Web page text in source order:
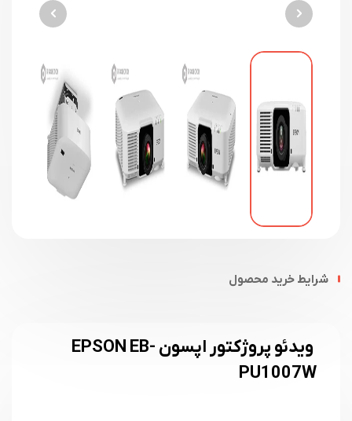
شرایط خرید محصول
ویدئو پروژکتور اپسون EPSON EB-
PU1007W